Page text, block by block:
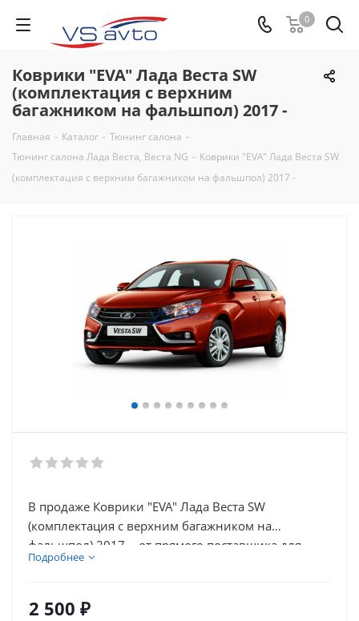
0
Коврики "EVA" Лада Веста SW
(комплектация с верхним
багажником на фальшпол) 2017 -
Главная - Каталог - Тюнинг салона -
Тюнинг салона Лада Веста, Веста NG - Коврики "EVA" Лада Веста SW
(комплектация с верхним багажником на фальшпол) 2017 -
В продаже Коврики "EVA" Лада Веста SW
(комплектация с верхним багажником на
фальшпол) 2017 -, от прямого поставщика для
улучшения комфорта вашего автомобиля. В
товаров для внешнего тюнинга автомобиля.
Подробнее
2 500 ₽